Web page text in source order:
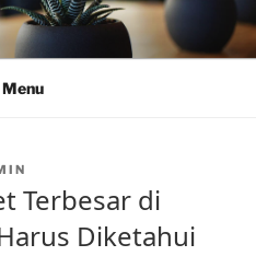
Menu
Terbesar di
Diketahui